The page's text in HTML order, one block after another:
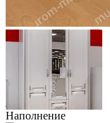
Наполнение